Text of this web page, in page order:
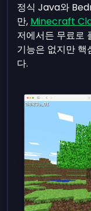
정식 Java와
만, Minecraft
저에서든 무료로
기능은 없지만 핵
다.